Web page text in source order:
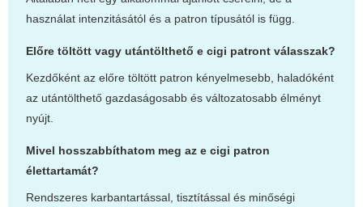
használat intenzitásától és a patron típusától is függ.
Előre töltött vagy utántölthető e cigi patront válasszak?
Kezdőként az előre töltött patron kényelmesebb, haladóként
az utántölthető gazdaságosabb és változatosabb élményt
nyújt.
Mivel hosszabbíthatom meg az e cigi patron
élettartamát?
Rendszeres karbantartással, tisztítással és minőségi